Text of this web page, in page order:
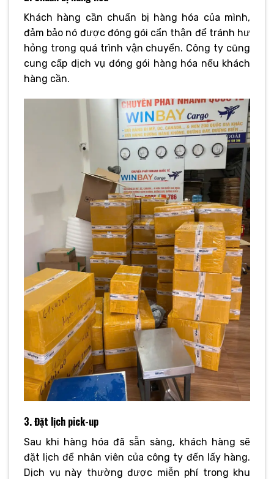
Khách hàng cần chuẩn bị hàng hóa của mình,
đảm bảo nó được đóng gói cẩn thận để tránh hư
hỏng trong quá trình vận chuyển. Công ty cũng
cung cấp dịch vụ đóng gói hàng hóa nếu khách
hàng cần.
3. Đặt lịch pick-up
Sau khi hàng hóa đã sẵn sàng, khách hàng sẽ
đặt lịch để nhân viên của công ty đến lấy hàng.
Dịch vụ này thường được miễn phí trong khu